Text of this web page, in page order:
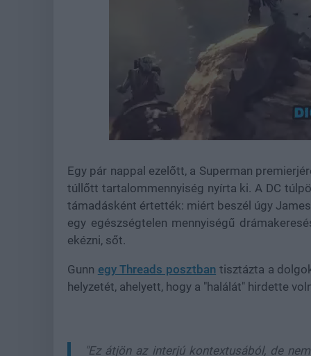
Unmute
21.86%
Egy pár nappal ezelőtt, a Superman
túllőtt tartalommennyiség nyírta ki. A DC
támadásként értették: miért beszél úgy
egy egészségtelen mennyiségű
ekézni, sőt.
Gunn egy Threads posztban tisztázta a
helyzetét, ahelyett, hogy a "halálát" hirdette
"Ez átjön az interjú kontextusából, de